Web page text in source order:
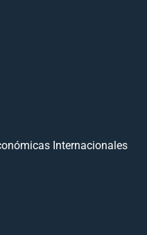
Internacionales